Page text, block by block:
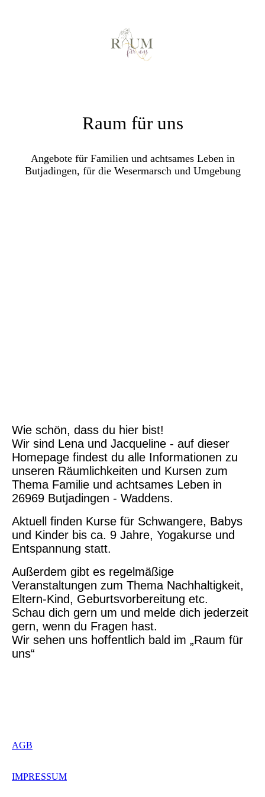
Raum für uns
Angebote für Familien und achtsames Leben in
Butjadingen, für die Wesermarsch und Umgebung
Wie schön, dass du hier bist!
Wir sind Lena und Jacqueline - auf dieser
Homepage findest du alle Informationen zu
unseren Räumlichkeiten und Kursen zum
Thema Familie und achtsames Leben in
26969 Butjadingen - Waddens.
Aktuell finden Kurse für Schwangere, Babys
und Kinder bis ca. 9 Jahre, Yogakurse und
Entspannung statt.
Außerdem gibt es regelmäßige
Veranstaltungen zum Thema Nachhaltigkeit,
Eltern-Kind, Geburtsvorbereitung etc.
Schau dich gern um und melde dich jederzeit
gern, wenn du Fragen hast.
Wir sehen uns hoffentlich bald im „Raum für
uns“
AGB
IMPRESSUM